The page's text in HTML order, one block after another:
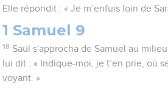
Elle répondit : « Je m’enfuis loin de
1 Samuel 9
18 Saül s'approcha de Samuel au
lui dit : « Indique-moi, je t’en prie, où
voyant. »